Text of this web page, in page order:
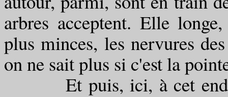
arbres acceptent. Elle
plus minces, les nervures
on ne sait plus si c'est la
Et puis, ici, à cet